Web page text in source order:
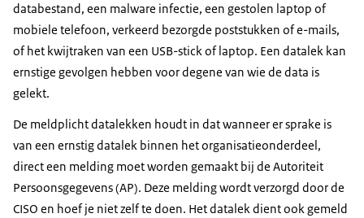
databestand, een malware infectie, een gestolen laptop of
mobiele telefoon, verkeerd bezorgde poststukken of e-mails,
of het kwijtraken van een USB-stick of laptop. Een datalek kan
ernstige gevolgen hebben voor degene van wie de data is
gelekt.
De meldplicht datalekken houdt in dat wanneer er sprake is
van een ernstig datalek binnen het organisatieonderdeel,
direct een melding moet worden gemaakt bij de Autoriteit
Persoonsgegevens (AP). Deze melding wordt verzorgd door de
CISO en hoef je niet zelf te doen. Het datalek dient ook gemeld